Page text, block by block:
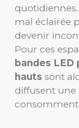
mal éclairée
devenir
Pour ces
bandes
hauts sont
diffusent une
consomment